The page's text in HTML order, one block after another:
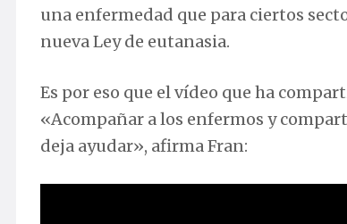
una enfermedad que para ciertos
nueva Ley de eutanasia.
Es por eso que el vídeo que ha
«Acompañar a los enfermos y
deja ayudar», afirma Fran: